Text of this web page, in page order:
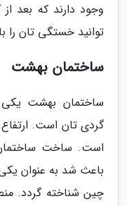
وجود دارند که بعد
توانید خستگی تان را
ساختمان بهشت
ساختمان بهشت یکی
باعث شد به عنوان
چین شناخته گردد.